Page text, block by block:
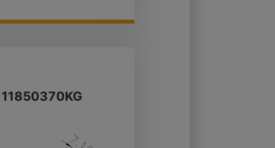
11850370KG